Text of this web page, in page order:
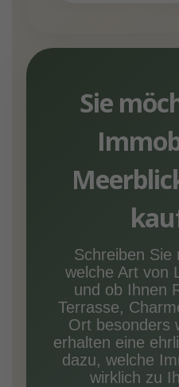
Sie
Schreiben Sie
welche Art von
und ob Ihnen
Terrasse,
Ort besonders
erhalten eine
dazu, welche
wirklich zu